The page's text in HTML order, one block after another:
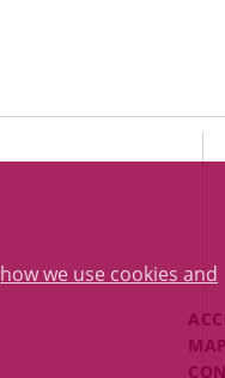
how we use cookies and
Menú
Legal
Footer